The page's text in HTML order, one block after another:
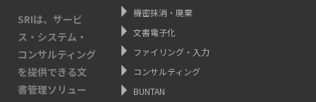
SRIは、サービ
ス・システム・
コンサルティング
を提供できる文
書管理ソリュー
機密抹消・廃棄
文書電子化
ファイリング・入力
コンサルティング
BUNTAN